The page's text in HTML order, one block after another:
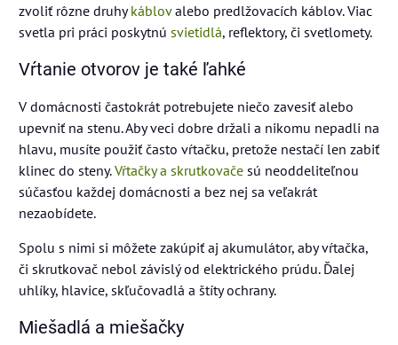
zvoliť rôzne druhykáblovalebo predlžovacích káblov. Viac
svetla pri práci poskytnú svietidlá, reflektory, či svetlomety.
Vŕtanie otvorov je také ľahké
V domácnosti častokrát potrebujete niečo zavesiť alebo
upevniť na stenu. Aby veci dobre držali a nikomu nepadli na
hlavu, musíte použiť často vŕtačku, pretože nestačí len zabiť
klinec do steny.Vŕtačky a skrutkovače sú neoddeliteľnou
súčasťou každej domácnosti a bez nej sa veľakrát
nezaobídete.
Spolu s nimi si môžete zakúpiť aj akumulátor, aby vŕtačka,
či skrutkovač nebol závislý od elektrického prúdu. Ďalej
uhlíky, hlavice, skľučovadlá a štíty ochrany.
Miešadlá a miešačky